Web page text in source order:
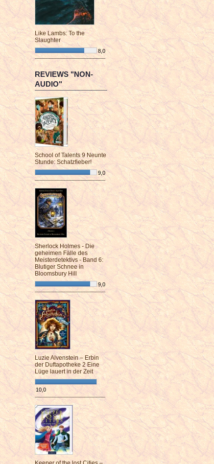
Like Lambs: To the
Slaughter
8,0
¯¯¯¯¯¯¯¯¯¯¯¯¯¯¯¯¯¯¯¯¯¯¯¯
REVIEWS "NON-
AUDIO"
School of Talents 9 Neunte
Stunde: Schatzfieber!
9,0
¯¯¯¯¯¯¯¯¯¯¯¯¯¯¯¯¯¯¯¯¯¯¯¯
Sherlock Holmes - Die
geheimen Fälle des
Meisterdetektivs - Band 6:
Blutiger Schnee in
Bloomsbury Hill
9,0
¯¯¯¯¯¯¯¯¯¯¯¯¯¯¯¯¯¯¯¯¯¯¯¯
Luzie Alvenstein – Erbin
der Duftapotheke 2 Eine
Lüge lauert in der Zeit
10,0
¯¯¯¯¯¯¯¯¯¯¯¯¯¯¯¯¯¯¯¯¯¯¯¯